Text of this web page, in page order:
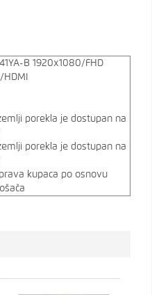
B 1920x1080/FHD
porekla je dostupan na
porekla je dostupan na
kupaca po osnovu